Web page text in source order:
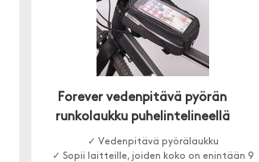
Forever vedenpitävä pyörän
runkolaukku puhelintelineellä
✓ Vedenpitävä pyörälaukku
✓ Sopii laitteille, joiden koko on enintään 9